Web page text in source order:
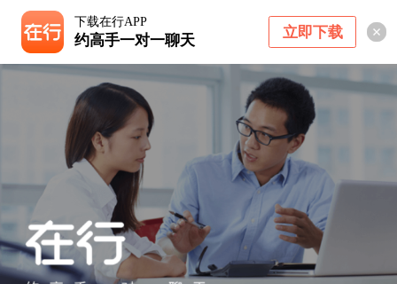
下载在行APP
约高手一对一聊天 立即下载